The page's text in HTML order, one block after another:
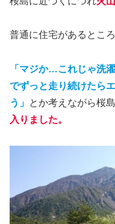
普通に住宅があるとこ
「マジか…これじゃ洗
でずっと走り続けたら
う」 とか考えながら桜
入りました。